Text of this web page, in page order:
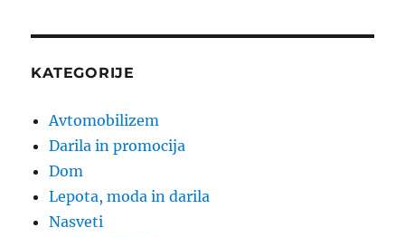
KATEGORIJE
Avtomobilizem
Darila in promocija
Dom
Lepota, moda in darila
Nasveti